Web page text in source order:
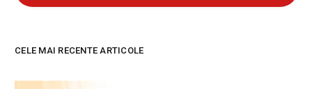
CELE MAI RECENTE ARTICOLE